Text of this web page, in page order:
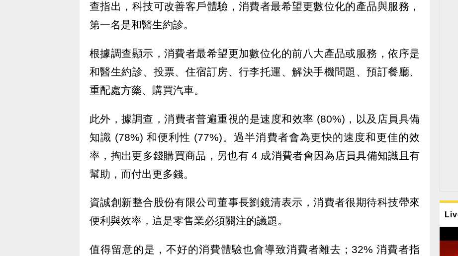
查指出，科技可改善客戶體驗，消費者最希望更數位化的產品與服務，
第一名是和醫生約診。
根據調查顯示，消費者最希望更加數位化的前八大產品或服務，依序是
和醫生約診、投票、住宿訂房、行李托運、解決手機問題、預訂餐廳、
重配處方藥、購買汽車。
此外，據調查，消費者普遍重視的是速度和效率 (80%)，以及店員具備
知識 (78%) 和便利性 (77%)。過半消費者會為更快的速度和更佳的效
率，掏出更多錢購買商品，另也有 4 成消費者會因為店員具備知識且有
幫助，而付出更多錢。
資誠創新整合股份有限公司董事長劉鏡清表示，消費者很期待科技帶來
便利與效率，這是零售業必須關注的議題。
值得留意的是，不好的消費體驗也會導致消費者離去；32% 消費者指